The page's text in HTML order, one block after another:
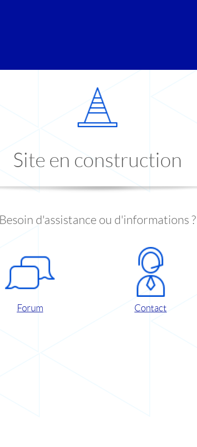
Site en construction
Besoin d'assistance ou d'informations ?
Forum Contact